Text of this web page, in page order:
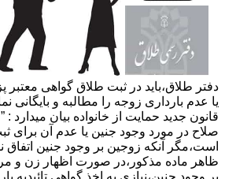
دفتر طلاق،باید در ثبت طلاق گواهی معتبر
قانون جدید حمایت از خانواده بیان میدارد
صلاح در مورد وجود جنین یا عدم آن برای
است،مگر آنکه زوجین بر وجود جنین اتفاق
ظاهر ماده مذکور،در صورت اظهار زن و